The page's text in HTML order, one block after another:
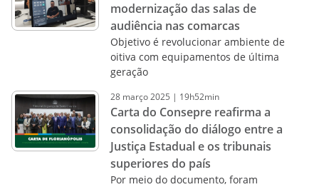
modernização das salas de
audiência nas comarcas
Objetivo é revolucionar ambiente de
oitiva com equipamentos de última
geração
28 março2025 | 19h52min
Carta do Consepre reafirma a
consolidação do diálogo entre a
Justiça Estadual e os tribunais
superiores do país
Por meio do documento, foram